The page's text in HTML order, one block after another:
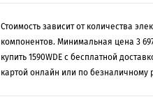
Стоимость зависит от количества
компонентов. Минимальная цена 3
купить 1590WDE с бесплатной
картой онлайн или по безналичному